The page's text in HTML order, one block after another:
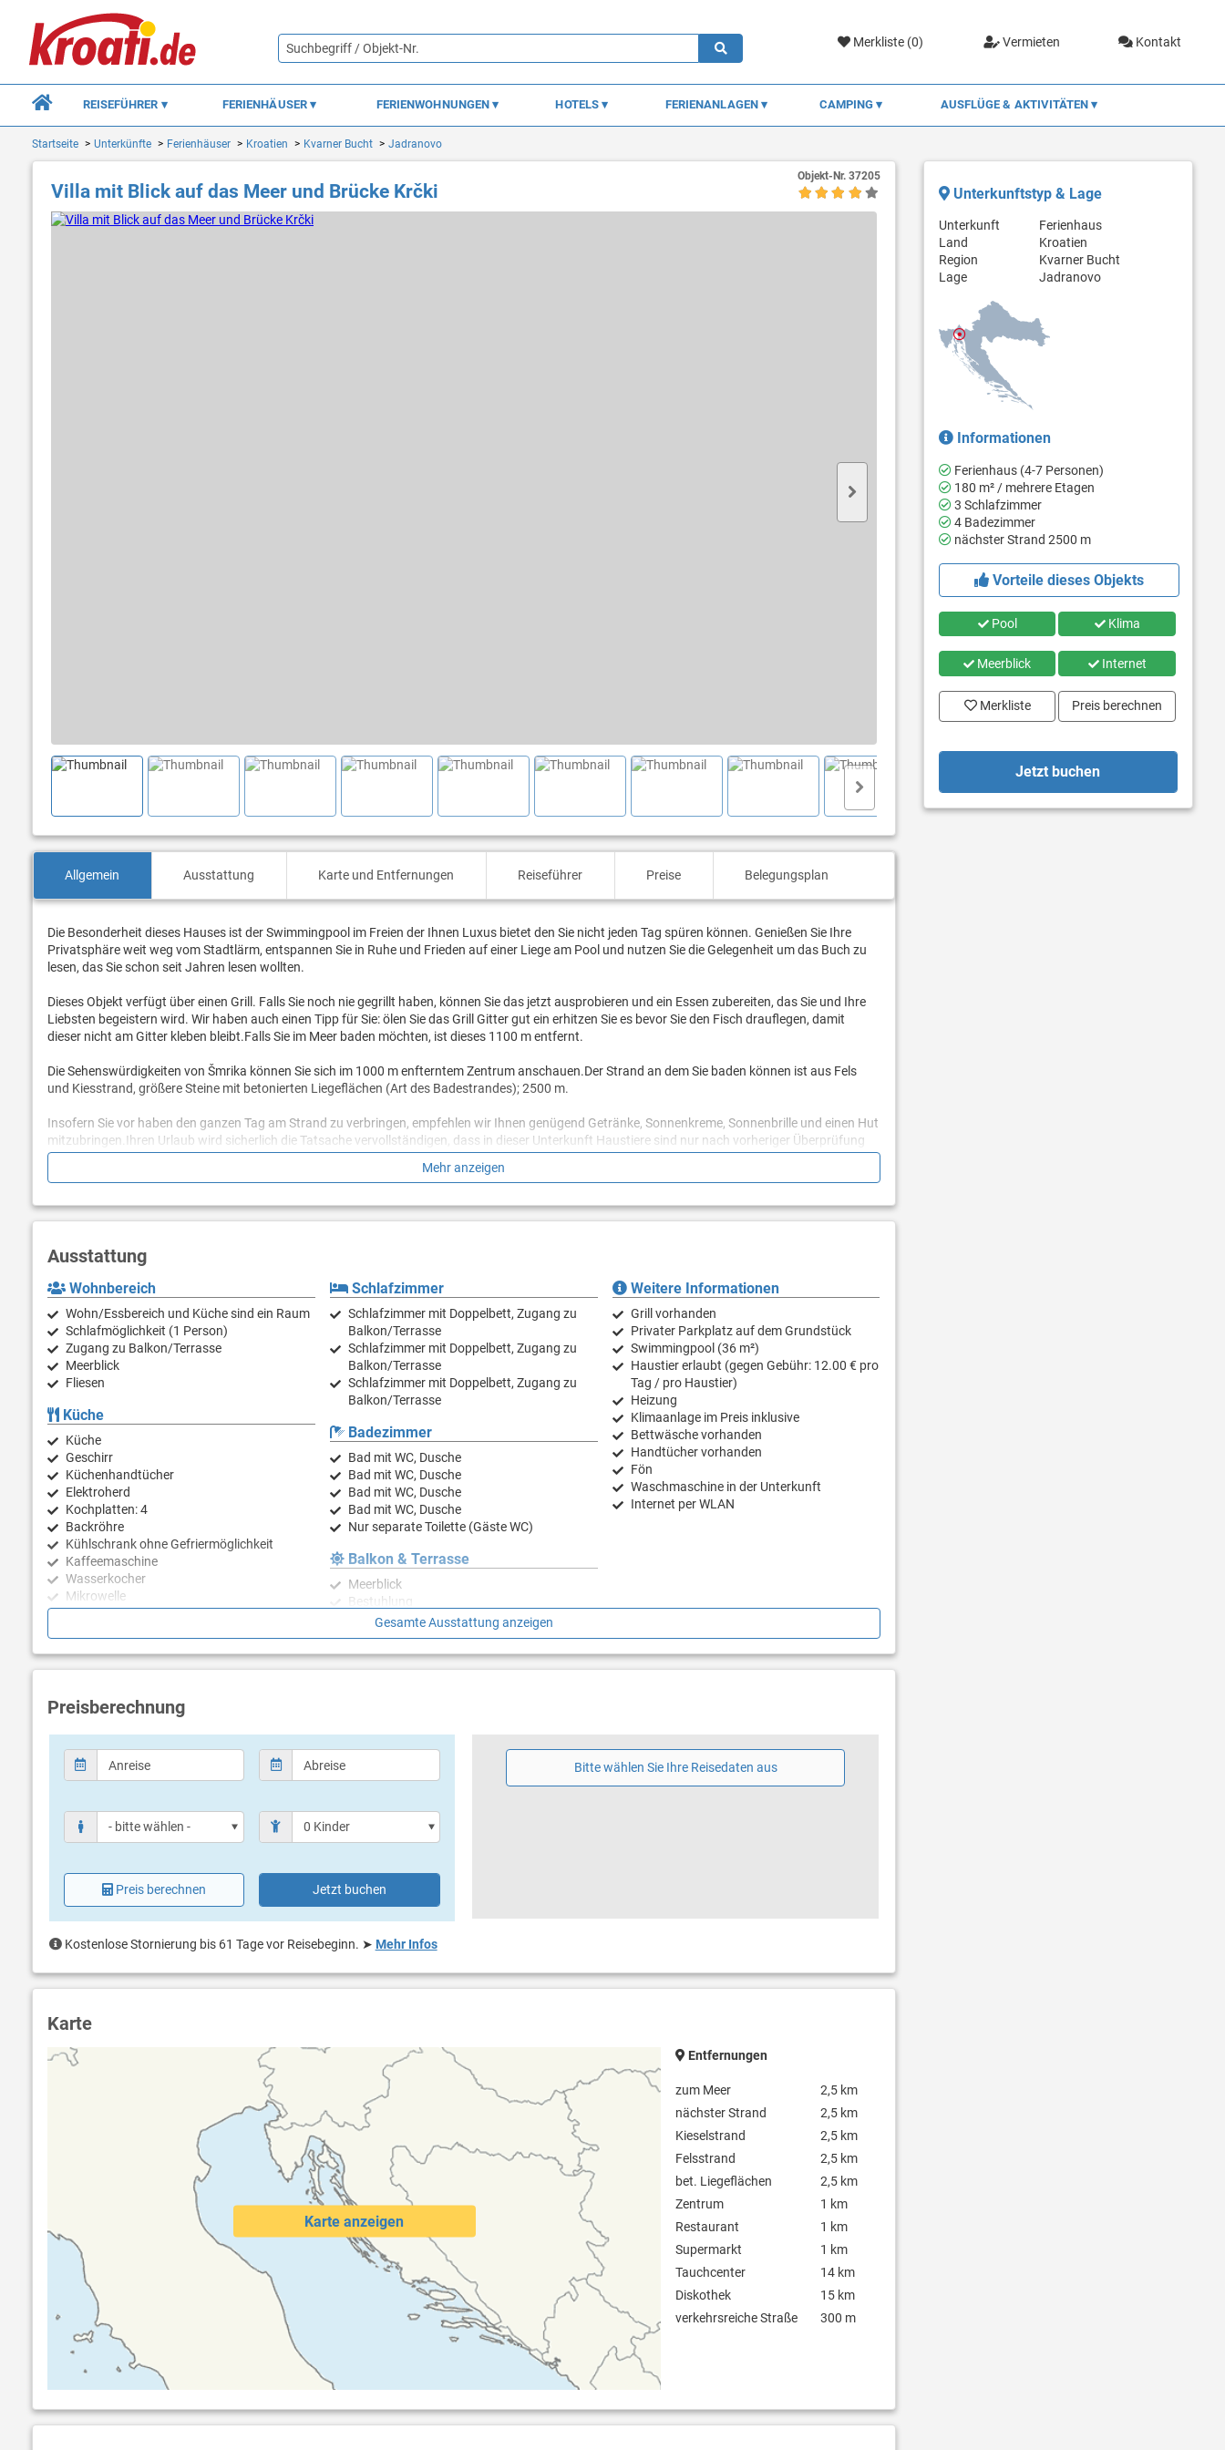
Merkliste (0) Vermieten Kontakt
REISEFÜHRER FERIENHÄUSER FERIENWOHNUNGEN HOTELS FERIENANLAGEN CAMPING AUSFLÜGE & AKTIVITÄTEN
Startseite Unterkünfte Ferienhäuser Kroatien Kvarner Bucht Jadranovo
Villa mit Blick auf das Meer und Brücke Krčki
Objekt-Nr. 37205
Allgemein Ausstattung Karte und Entfernungen Reiseführer Preise Belegungsplan
Die Besonderheit dieses Hauses ist der Swimmingpool im Freien der Ihnen Luxus bietet den Sie nicht jeden Tag spüren können. Genießen Sie Ihre
Privatsphäre weit weg vom Stadtlärm, entspannen Sie in Ruhe und Frieden auf einer Liege am Pool und nutzen Sie die Gelegenheit um das Buch zu
lesen, das Sie schon seit Jahren lesen wollten.
Dieses Objekt verfügt über einen Grill. Falls Sie noch nie gegrillt haben, können Sie das jetzt ausprobieren und ein Essen zubereiten, das Sie und Ihre
Liebsten begeistern wird. Wir haben auch einen Tipp für Sie: ölen Sie das Grill Gitter gut ein erhitzen Sie es bevor Sie den Fisch drauflegen, damit
dieser nicht am Gitter kleben bleibt.Falls Sie im Meer baden möchten, ist dieses 1100 m entfernt.
Die Sehenswürdigkeiten von Šmrika können Sie sich im 1000 m enfterntem Zentrum anschauen.Der Strand an dem Sie baden können ist aus Fels
und Kiesstrand, größere Steine mit betonierten Liegeflächen (Art des Badestrandes); 2500 m.
Insofern Sie vor haben den ganzen Tag am Strand zu verbringen, empfehlen wir Ihnen genügend Getränke, Sonnenkreme, Sonnenbrille und einen Hut
mitzubringen.Ihren Urlaub wird sicherlich die Tatsache vervollständigen, dass in dieser Unterkunft Haustiere sind nur nach vorheriger Überprüfung
mit der Agentur möglich (Zuzahlung vor Ort nötig).
Sie es mit und machen Sie es glücklich.
Mehr anzeigen
Ausstattung
Wohnbereich
Wohn/Essbereich und Küche sind ein Raum
Schlafmöglichkeit (1 Person)
Zugang zu Balkon/Terrasse
Meerblick
Fliesen
Küche
Küche
Geschirr
Küchenhandtücher
Elektroherd
Kochplatten: 4
Backröhre
Kühlschrank ohne Gefriermöglichkeit
Kaffeemaschine
Wasserkocher
Mikrowelle
Toaster
Schlafzimmer
Schlafzimmer mit Doppelbett, Zugang zu
Balkon/Terrasse
Schlafzimmer mit Doppelbett, Zugang zu
Balkon/Terrasse
Schlafzimmer mit Doppelbett, Zugang zu
Balkon/Terrasse
Badezimmer
Bad mit WC, Dusche
Bad mit WC, Dusche
Bad mit WC, Dusche
Bad mit WC, Dusche
Nur separate Toilette (Gäste WC)
Balkon & Terrasse
Meerblick
Bestuhlung
Balkongröße: 5 m²
überdacht
Meerblick
Bestuhlung
Weitere Informationen
Grill vorhanden
Privater Parkplatz auf dem Grundstück
Swimmingpool (36 m²)
Haustier erlaubt (gegen Gebühr: 12.00 € pro
Tag / pro Haustier)
Heizung
Klimaanlage im Preis inklusive
Bettwäsche vorhanden
Handtücher vorhanden
Fön
Waschmaschine in der Unterkunft
Internet per WLAN
Gesamte Ausstattung anzeigen
Preisberechnung
Preis berechnen Jetzt buchen
Kostenlose Stornierung bis 61 Tage vor Reisebeginn. ➤ Mehr Infos
Bitte wählen Sie Ihre Reisedaten aus
Karte
Karte anzeigen
Entfernungen
zum Meer
2,5 km
nächster Strand
2,5 km
Kieselstrand
2,5 km
Felsstrand
2,5 km
bet. Liegeflächen
2,5 km
Zentrum
1 km
Restaurant
1 km
Supermarkt
1 km
Tauchcenter
14 km
Diskothek
15 km
verkehrsreiche Straße
300 m
Unterkunftstyp & Lage
Unterkunft
Ferienhaus
Land
Kroatien
Region
Kvarner Bucht
Lage
Jadranovo
Informationen
Ferienhaus (4-7 Personen)
180 m² / mehrere Etagen
3 Schlafzimmer
4 Badezimmer
nächster Strand 2500 m
Vorteile dieses Objekts
Pool Klima
Meerblick Internet
Merkliste Preis berechnen
Jetzt buchen